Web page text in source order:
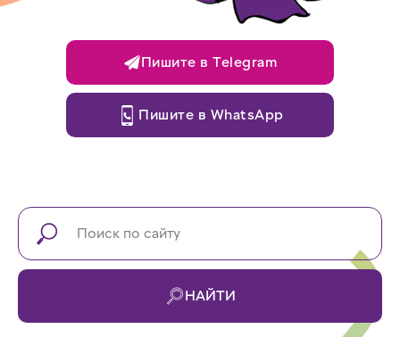
Пишите в Telegram
Пишите в WhatsApp
НАЙТИ